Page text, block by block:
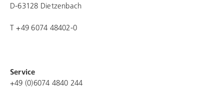
D-63128 Dietzenbach
T +49 6074 48402-0
Service
+49 (0)6074 4840 244